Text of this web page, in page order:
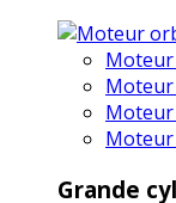
Moteur
Moteur
Moteur
Moteur
Grande